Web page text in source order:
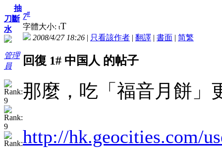
抽
刀斷
水
管理
員
7#
字體大小: tT
2008/4/27 18:26 | 只看該作者 | 翻譯 | 書面 | 简繁
回復 1# 中国人 的帖子
那麼，吃「福音月餅」
http://hk.geocities.com/